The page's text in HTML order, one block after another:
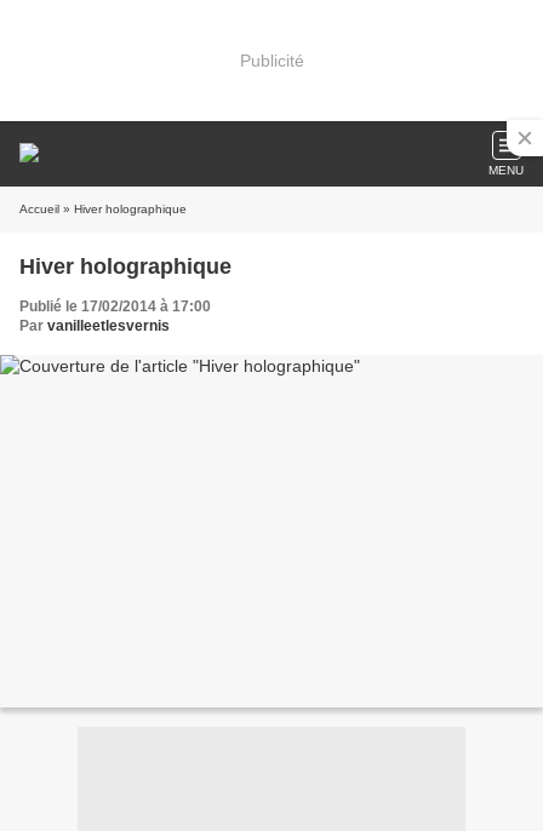
Publicité
MENU
Accueil » Hiver holographique
Hiver holographique
Publié le 17/02/2014 à 17:00
Par vanilleetlesvernis